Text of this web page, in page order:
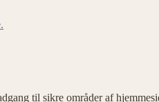
til sikre områder af